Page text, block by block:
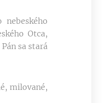
Otca,
sa stará
milované,